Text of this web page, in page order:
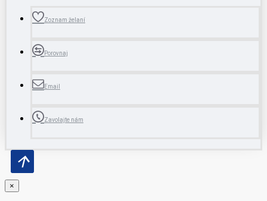
Zoznam želaní
Porovnaj
Email
Zavolajte nám
×